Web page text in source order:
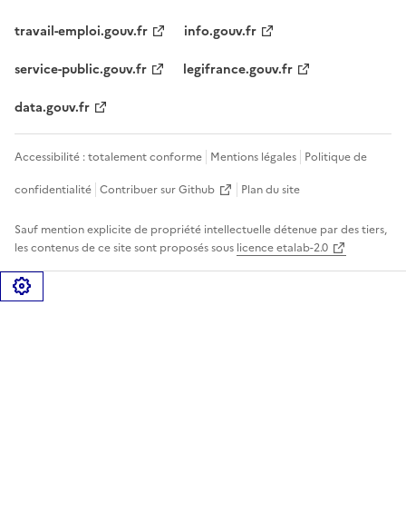
travail-emploi.gouv.fr
info.gouv.fr
service-public.gouv.fr
legifrance.gouv.fr
data.gouv.fr
Accessibilité : totalement conforme Mentions légales Politique de
confidentialité Contribuer sur Github Plan du site
Sauf mention explicite de propriété intellectuelle détenue par des tiers,
les contenus de ce site sont proposés sous licence etalab-2.0
Gérer les cookies